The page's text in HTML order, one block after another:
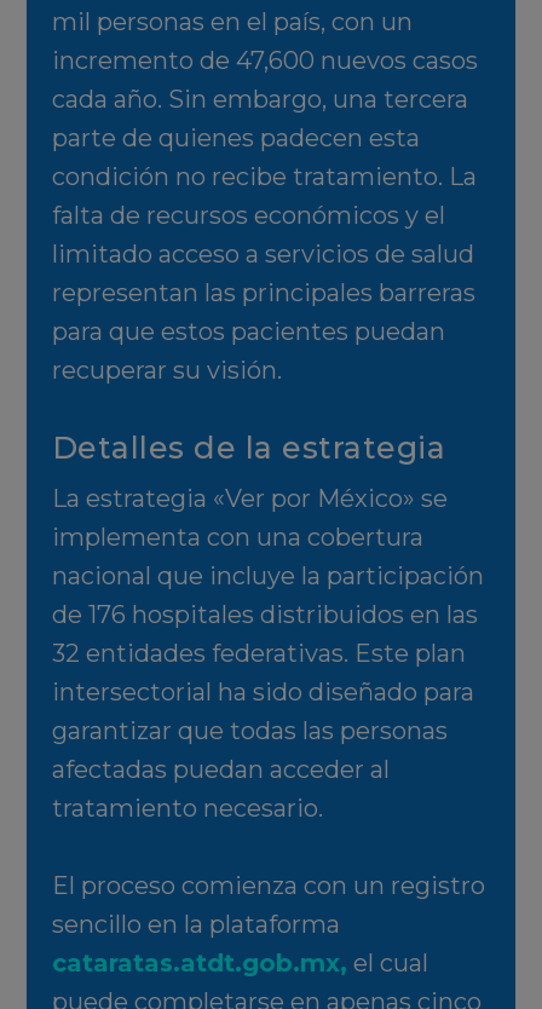
mil personas en el país, con un
incremento de 47,600 nuevos casos
cada año. Sin embargo, una tercera
parte de quienes padecen esta
condición no recibe tratamiento. La
falta de recursos económicos y el
limitado acceso a servicios de salud
representan las principales barreras
para que estos pacientes puedan
recuperar su visión.
Detalles de la estrategia
La estrategia «Ver por México» se
implementa con una cobertura
nacional que incluye la participación
de 176 hospitales distribuidos en las
32 entidades federativas. Este plan
intersectorial ha sido diseñado para
garantizar que todas las personas
afectadas puedan acceder al
tratamiento necesario.
El proceso comienza con un registro
sencillo en la plataforma
cataratas.atdt.gob.mx, el cual
puede completarse en apenas cinco